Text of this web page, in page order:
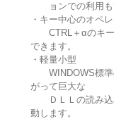
ョンでの利用も
・キー中心のオペ
CTRL＋αのキー
できます。
・軽量小型
WINDOWS標準
がって巨大な
ＤＬＬの読み込
動します。